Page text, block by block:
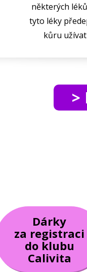
některých
tyto léky
kůru
>
Dárky
za registraci
do klubu
Calivita